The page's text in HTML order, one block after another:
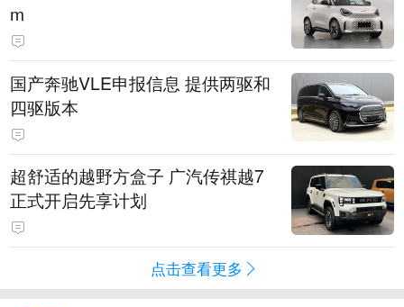
m
国产奔驰VLE申报信息 提供两驱和
四驱版本
超舒适的越野方盒子 广汽传祺越7
正式开启先享计划
点击查看更多